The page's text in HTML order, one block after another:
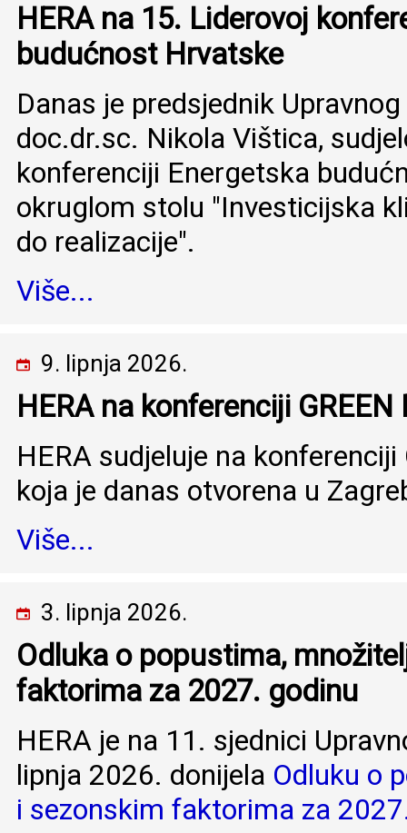
HERA na 15. Liderovoj
budućnost Hrvatske
Danas je predsjednik
doc.dr.sc. Nikola Vištica,
konferenciji Energetska
okruglom stolu "Investicijska
do realizacije".
Više...
9. lipnja 2026.
HERA na konferenciji GREEN
HERA sudjeluje na konferenciji
koja je danas otvorena u
Više...
3. lipnja 2026.
Odluka o popustima,
faktorima za 2027. godinu
HERA je na 11. sjednici
lipnja 2026. donijela Odluku o
i sezonskim faktorima za